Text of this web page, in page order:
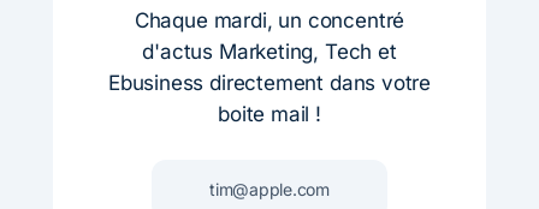
Chaque mardi, un concentré
d'actus Marketing, Tech et
Ebusiness directement dans votre
boite mail !